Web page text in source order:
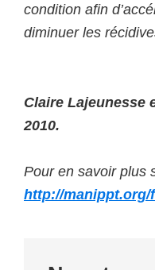
condition afin
diminuer les
Claire Lajeunesse
2010.
Pour en savoir plus
http://manippt.org/